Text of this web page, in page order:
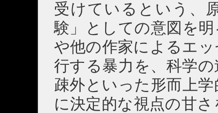
受けているという、
験」としての意図を
や他の作家によるエ
行する暴力を、科学
疎外といった形而上
に決定的な視点の甘